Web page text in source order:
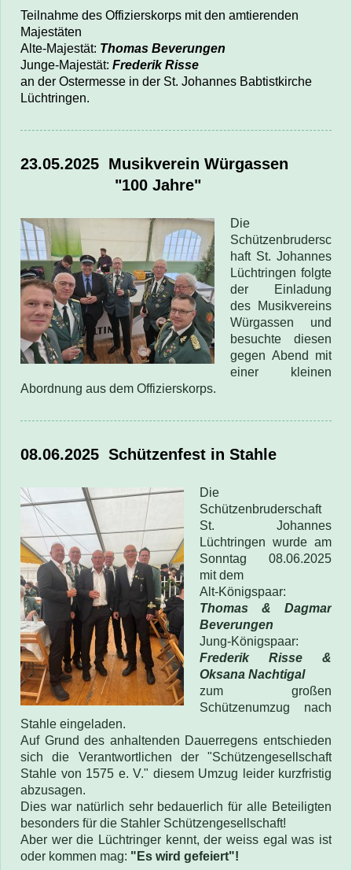
Teilnahme des Offizierskorps mit den amtierenden
Majestäten
Alte-Majestät: Thomas Beverungen
Junge-Majestät: Frederik Risse
an der Ostermesse in der St. Johannes Babtistkirche
Lüchtringen.
23.05.2025 Musikverein Würgassen
"100 Jahre"
Die
Schützenbrudersc
haft St. Johannes
Lüchtringen folgte
der Einladung
des Musikvereins
Würgassen und
besuchte diesen
gegen Abend mit
einer kleinen
Abordnung aus dem Offizierskorps.
08.06.2025 Schützenfest in Stahle
Die
Schützenbruderschaft
St. Johannes
Lüchtringen wurde am
Sonntag 08.06.2025
mit dem
Alt-Königspaar:
Thomas & Dagmar
Beverungen
Jung-Königspaar:
Frederik Risse &
Oksana Nachtigal
zum großen
Schützenumzug nach
Stahle eingeladen.
Auf Grund des anhaltenden Dauerregens entschieden
sich die Verantwortlichen der "Schützengesellschaft
Stahle von 1575 e. V." diesem Umzug leider kurzfristig
abzusagen.
Dies war natürlich sehr bedauerlich für alle Beteiligten
besonders für die Stahler Schützengesellschaft!
Aber wer die Lüchtringer kennt, der weiss egal was ist
oder kommen mag: "Es wird gefeiert"!